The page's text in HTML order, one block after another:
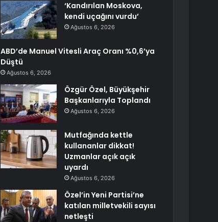
‘Kandırılan Moskova,
kendi uçağını vurdu’
Ağustos 6, 2026
ABD’de Manuel Vitesli Araç Oranı %0,6’ya
Düştü
Ağustos 6, 2026
Özgür Özel, Büyükşehir
Başkanlarıyla Toplandı
Ağustos 6, 2026
Mutfağında kettle
kullananlar dikkat!
Uzmanlar açık açık
uyardı
Ağustos 6, 2026
Özel’in Yeni Partisi’ne
katılan milletvekili sayısı
netleşti